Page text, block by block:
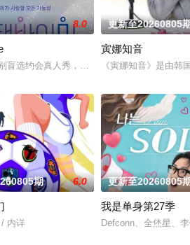
并于下半年播出。
8.0
盲选约会真人秀，展现多样爱情的可能性。
更新至20260805
寅娜知音
《寅娜知音》是由韩
期 6.0
内详
更新至20260805期
我是单身第27季
Defconn、全烋星、